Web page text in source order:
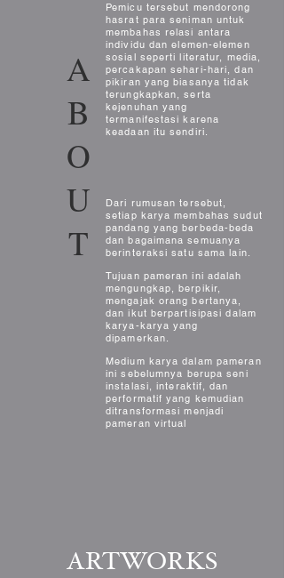
A
B
O
U
T
Pemicu tersebut mendorong
hasrat para seniman untuk
membahas relasi antara
individu dan elemen-elemen
sosial seperti literatur, media,
percakapan sehari-hari, dan
pikiran yang biasanya tidak
terungkapkan, serta
kejenuhan yang
termanifestasi karena
keadaan itu sendiri.
Dari rumusan tersebut,
setiap karya membahas sudut
pandang yang berbeda-beda
dan bagaimana semuanya
berinteraksi satu sama lain.
Tujuan pameran ini adalah
mengungkap, berpikir,
mengajak orang bertanya,
dan ikut berpartisipasi dalam
karya-karya yang
dipamerkan.
Medium karya dalam pameran
ini sebelumnya berupa seni
instalasi, interaktif, dan
performatif yang kemudian
ditransformasi menjadi
pameran virtual
ARTWORKS